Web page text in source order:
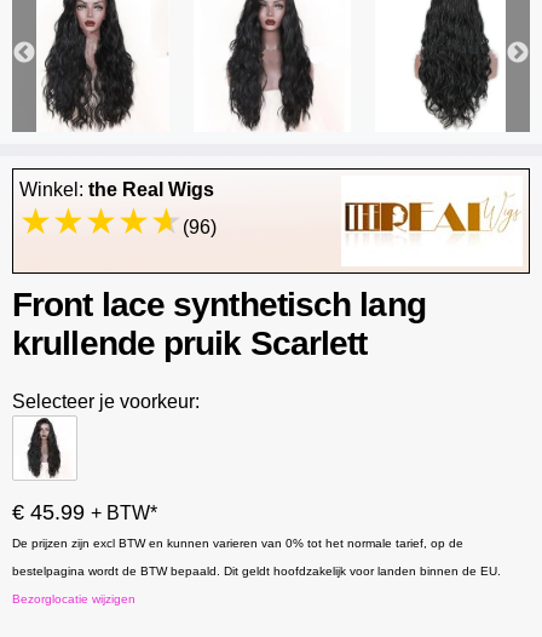
Winkel: the Real Wigs
(96)
Front lace synthetisch lang
krullende pruik Scarlett
Selecteer je voorkeur:
€ 45.99 + BTW*
De prijzen zijn excl BTW en kunnen varieren van 0% tot het normale tarief, op de
bestelpagina wordt de BTW bepaald. Dit geldt hoofdzakelijk voor landen binnen de EU.
Bezorglocatie wijzigen